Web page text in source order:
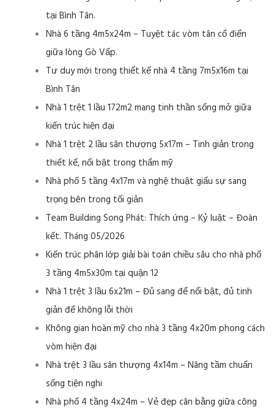
tại Bình Tân.
Nhà 6 tầng 4m5x24m – Tuyệt tác vòm tân cổ điển
giữa lòng Gò Vấp.
Tư duy mới trong thiết kế nhà 4 tầng 7m5x16m tại
Bình Tân
Nhà 1 trệt 1 lầu 172m2 mang tinh thần sống mở giữa
kiến trúc hiện đại
Nhà 1 trệt 2 lầu sân thượng 5x17m – Tinh giản trong
thiết kế, nổi bật trong thẩm mỹ
Nhà phố 5 tầng 4x17m và nghệ thuật giấu sự sang
trọng bên trong tối giản
Team Building Song Phát: Thích ứng – Kỷ luật – Đoàn
kết. Tháng 05/2026
Kiến trúc phân lớp giải bài toán chiều sâu cho nhà phố
3 tầng 4m5x30m tại quận 12
Nhà 1 trệt 3 lầu 6x21m – Đủ sang để nổi bật, đủ tinh
giản để không lỗi thời
Không gian hoàn mỹ cho nhà 3 tầng 4x20m phong cách
vòm hiện đại
Nhà trệt 3 lầu sân thượng 4x14m – Nâng tầm chuẩn
sống tiện nghi
Nhà phố 4 tầng 4x24m – Vẻ đẹp cân bằng giữa công